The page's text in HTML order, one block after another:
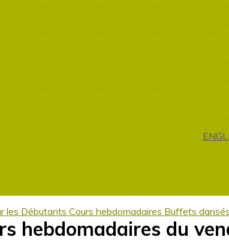
les Débutants Cours hebdomadaires Buffets dansés
hebdomadaires du